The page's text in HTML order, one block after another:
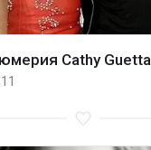
Cathy Guetta